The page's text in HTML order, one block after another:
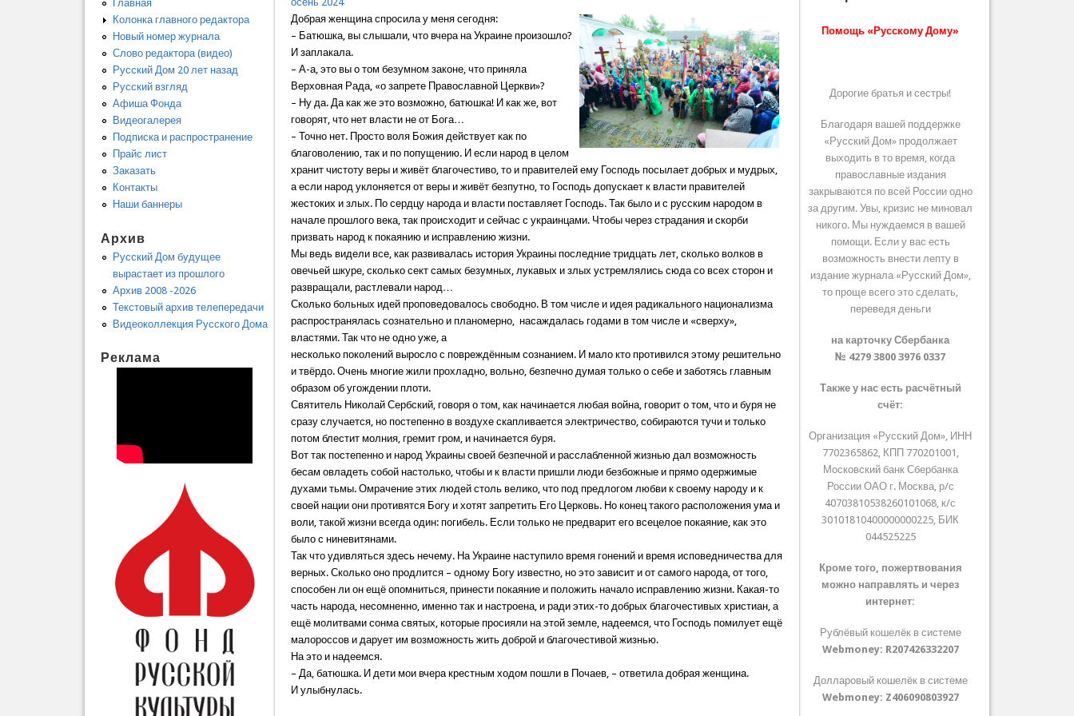
Добрая женщина спросила у меня сегодня:
– Батюшка, вы слышали, что вчера на Украине произошло?
И заплакала.
– А-а, это вы о том безумном законе, что приняла
Верховная Рада, «о запрете Православной Церкви»?
– Ну да. Да как же это возможно, батюшка! И как же, вот
говорят, что нет власти не от Бога…
– Точно нет. Просто воля Божия действует как по
благоволению, так и по попущению. И если народ в целом
хранит чистоту веры и живёт благочестиво, то и правителей ему Господь посылает добрых и мудрых,
а если народ уклоняется от веры и живёт безпутно, то Господь допускает к власти правителей
жестоких и злых. По сердцу народа и власти поставляет Господь. Так было и с русским народом в
начале прошлого века, так происходит и сейчас с украинцами. Чтобы через страдания и скорби
призвать народ к покаянию и исправлению жизни.
Мы ведь видели все, как развивалась история Украины последние тридцать лет, сколько волков в
овечьей шкуре, сколько сект самых безумных, лукавых и злых устремлялись сюда со всех сторон и
развращали, растлевали народ…
Сколько больных идей проповедовалось свободно. В том числе и идея радикального национализма
распространялась сознательно и планомерно, насаждалась годами в том числе и «сверху»,
властями. Так что не одно уже, а
несколько поколений выросло с повреждённым сознанием. И мало кто противился этому решительно
и твёрдо. Очень многие жили прохладно, вольно, безпечно думая только о себе и заботясь главным
образом об угождении плоти.
Святитель Николай Сербский, говоря о том, как начинается любая война, говорит о том, что и буря не
сразу случается, но постепенно в воздухе скапливается электричество, собираются тучи и только
потом блестит молния, гремит гром, и начинается буря.
Вот так постепенно и народ Украины своей безпечной и расслабленной жизнью дал возможность
бесам овладеть собой настолько, чтобы и к власти пришли люди безбожные и прямо одержимые
духами тьмы. Омрачение этих людей столь велико, что под предлогом любви к своему народу и к
своей нации они противятся Богу и хотят запретить Его Церковь. Но конец такого расположения ума и
воли, такой жизни всегда один: погибель. Если только не предварит его всецелое покаяние, как это
было с ниневитянами.
Так что удивляться здесь нечему. На Украине наступило время гонений и время исповедничества для
верных. Сколько оно продлится – одному Богу известно, но это зависит и от самого народа, от того,
способен ли он ещё опомниться, принести покаяние и положить начало исправлению жизни. Какая-то
часть народа, несомненно, именно так и настроена, и ради этих-то добрых благочестивых христиан, а
ещё молитвами сонма святых, которые просияли на этой земле, надеемся, что Господь помилует ещё
малороссов и дарует им возможность жить доброй и благочестивой жизнью.
На это и надеемся.
– Да, батюшка. И дети мои вчера крестным ходом пошли в Почаев, – ответила добрая женщина.
И улыбнулась.
Главная
Колонка главного редактора
Новый номер журнала
Слово редактора (видео)
Русский Дом 20 лет назад
Русский взгляд
Афиша Фонда
Видеогалерея
Подписка и распространение
Прайс лист
Заказать
Контакты
Наши баннеры
Архив
Русский Дом будущее
вырастает из прошлого
Архив 2008 -2026
Текстовый архив телепередачи
Видеоколлекция Русского Дома
Реклама
Помощь «Русскому Дому»
Дорогие братья и сестры!
Благодаря вашей поддержке
«Русский Дом» продолжает
выходить в то время, когда
православные издания
закрываются по всей России одно
за другим. Увы, кризис не миновал
никого. Мы нуждаемся в вашей
помощи. Если у вас есть
возможность внести лепту в
издание журнала «Русский Дом»,
то проще всего это сделать,
переведя деньги
на карточку Сбербанка
№ 4279 3800 3976 0337
Также у нас есть расчётный
счёт:
Организация «Русский Дом», ИНН
7702365862, КПП 770201001,
Московский банк Сбербанка
России ОАО г. Москва, р/с
40703810538260101068, к/с
30101810400000000225, БИК
044525225
Кроме того, пожертвования
можно направлять и через
интернет:
Рублёвый кошелёк в системе
Webmoney: R207426332207
Долларовый кошелёк в системе
Webmoney: Z406090803927